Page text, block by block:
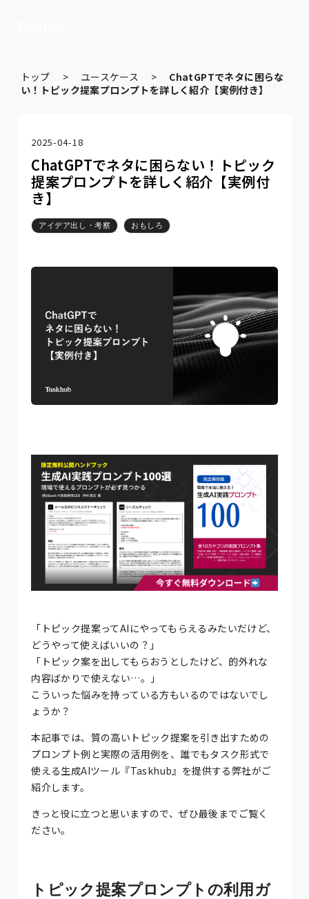
トップ > ユースケース > ChatGPTでネタに困らな
い！トピック提案プロンプトを詳しく紹介【実例付き】
2025-04-18
ChatGPTでネタに困らない！トピック
提案プロンプトを詳しく紹介【実例付
き】
アイデア出し・考察 おもしろ
「トピック提案ってAIにやってもらえるみたいだけど、
どうやって使えばいいの？」
「トピック案を出してもらおうとしたけど、的外れな
内容ばかりで使えない…。」
こういった悩みを持っている方もいるのではないでし
ょうか？
本記事では、質の高いトピック提案を引き出すための
プロンプト例と実際の活用例を、誰でもタスク形式で
使える生成AIツール『Taskhub』を提供する弊社がご
紹介します。
きっと役に立つと思いますので、ぜひ最後までご覧く
ださい。
トピック提案プロンプトの利用ガ